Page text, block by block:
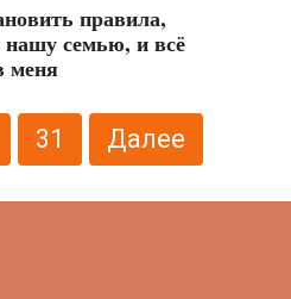
правила,
семью, и всё
меня
31 Далее